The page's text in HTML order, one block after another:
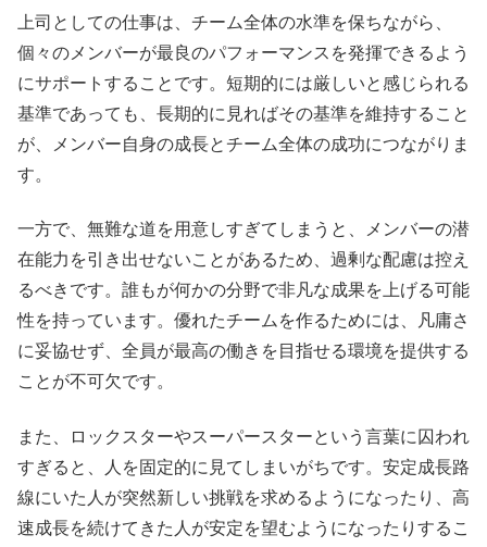
上司としての仕事は、チーム全体の水準を保ちながら、
個々のメンバーが最良のパフォーマンスを発揮できるよう
にサポートすることです。短期的には厳しいと感じられる
基準であっても、長期的に見ればその基準を維持すること
が、メンバー自身の成長とチーム全体の成功につながりま
す。
一方で、無難な道を用意しすぎてしまうと、メンバーの潜
在能力を引き出せないことがあるため、過剰な配慮は控え
るべきです。誰もが何かの分野で非凡な成果を上げる可能
性を持っています。優れたチームを作るためには、凡庸さ
に妥協せず、全員が最高の働きを目指せる環境を提供する
ことが不可欠です。
また、ロックスターやスーパースターという言葉に囚われ
すぎると、人を固定的に見てしまいがちです。安定成長路
線にいた人が突然新しい挑戦を求めるようになったり、高
速成長を続けてきた人が安定を望むようになったりするこ